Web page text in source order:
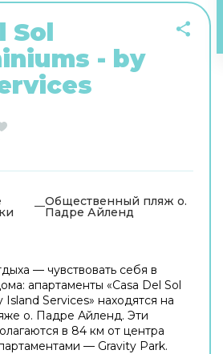
Sol
- by
Общественный пляж о.
Падре Айленд
— чувствовать себя в
апартаменты «Casa Del Sol
Services» находятся на
о. Падре Айленд. Эти
в 84 км от центра
— Gravity Park.